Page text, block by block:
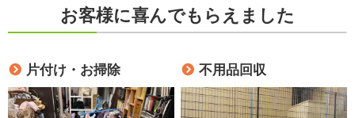
お客様に喜んでもらえました
片付け・お掃除 不用品回収